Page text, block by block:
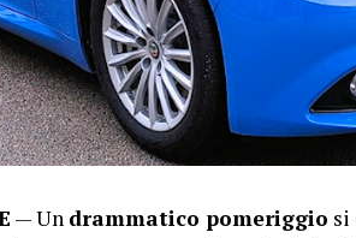
— Un drammatico pomeriggio si